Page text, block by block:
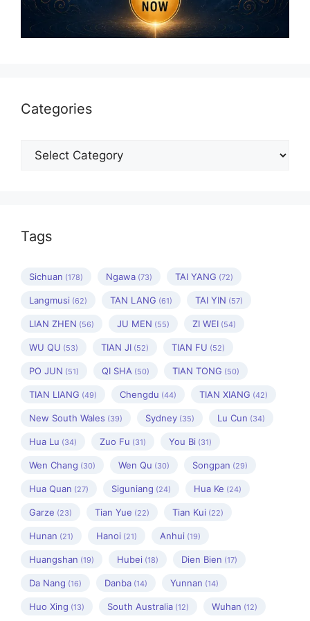
Categories
Categories
Tags
Sichuan (178) Ngawa (73) TAI YANG (72)
Langmusi (62) TAN LANG (61) TAI YIN (57)
LIAN ZHEN (56) JU MEN (55) ZI WEI (54)
WU QU (53) TIAN JI (52) TIAN FU (52)
PO JUN (51) QI SHA (50) TIAN TONG (50)
TIAN LIANG (49) Chengdu (44) TIAN XIANG (42)
New South Wales (39) Sydney (35) Lu Cun (34)
Hua Lu (34) Zuo Fu (31) You Bi (31)
Wen Chang (30) Wen Qu (30) Songpan (29)
Hua Quan (27) Siguniang (24) Hua Ke (24)
Garze (23) Tian Yue (22) Tian Kui (22)
Hunan (21) Hanoi (21) Anhui (19)
Huangshan (19) Hubei (18) Dien Bien (17)
Da Nang (16) Danba (14) Yunnan (14)
Huo Xing (13) South Australia (12) Wuhan (12)